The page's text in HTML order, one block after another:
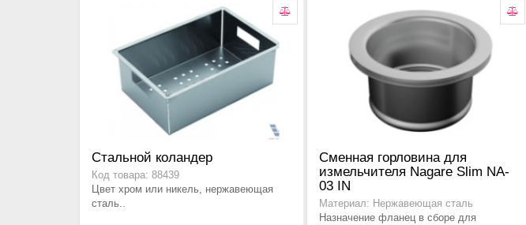
Стальной коландер
Код товара: 88439
Цвет хром или никель, нержавеющая
сталь..
Cменная горловина для
измельчителя Nagare Slim NA-
03 IN
Материал: Нержавеющая сталь
Назначение фланец в сборе для